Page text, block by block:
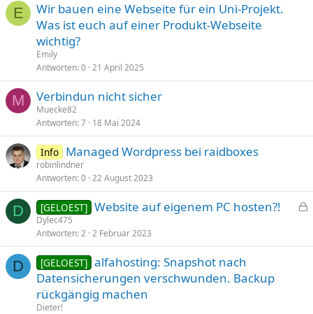
E
Wir bauen eine Webseite für ein Uni-Projekt.
Was ist euch auf einer Produkt-Webseite
wichtig?
Emily
Antworten 0 21 April 2025
M Verbindun nicht sicher
Muecke82
Antworten 7 18 Mai 2024
Info Managed Wordpress bei raidboxes
robinlindner
Antworten 0 22 August 2023
D
p
[GELOEST] Website auf eigenem PC hosten?!
Dylec475
Antworten 2 2 Februar 2023
D [GELOEST] alfahosting: Snapshot nach
Datensicherungen verschwunden. Backup
rückgängig machen
Dieter!